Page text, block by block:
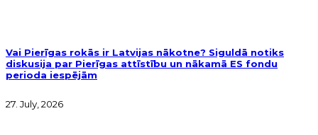
Vai Pierīgas rokās ir Latvijas nākotne? Siguldā notiks
diskusija par Pierīgas attīstību un nākamā ES fondu
perioda iespējām
27. July, 2026